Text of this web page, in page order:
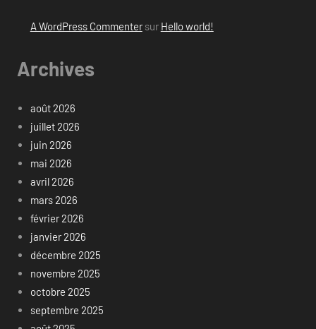
A WordPress Commentersur Hello world!
Archives
août 2026
juillet 2026
juin 2026
mai 2026
avril 2026
mars 2026
février 2026
janvier 2026
décembre 2025
novembre 2025
octobre 2025
septembre 2025